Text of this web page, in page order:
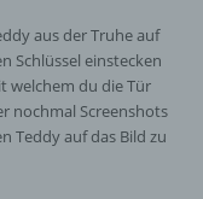
aus der Truhe auf
Schlüssel einstecken
welchem du die Tür
nochmal Screenshots
Teddy auf das Bild zu
die Inhalte
für diese
und der
im Falle